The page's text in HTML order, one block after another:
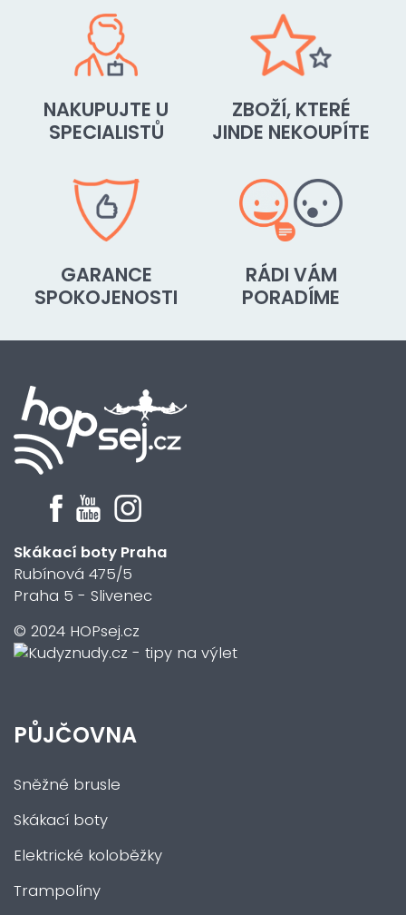
NAKUPUJTE U
SPECIALISTŮ
ZBOŽÍ, KTERÉ
JINDE NEKOUPÍTE
GARANCE
SPOKOJENOSTI
RÁDI VÁM
PORADÍME
Skákací boty Praha
Rubínová 475/5
Praha 5 - Slivenec
© 2024 HOPsej.cz
PŮJČOVNA
Sněžné brusle
Skákací boty
Elektrické koloběžky
Trampolíny